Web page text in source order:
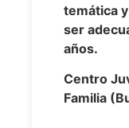
temática
ser
años.
Centro
Familia